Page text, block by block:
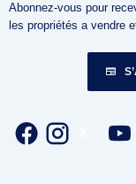
Abonnez-vous pour
les propriétés a vendre